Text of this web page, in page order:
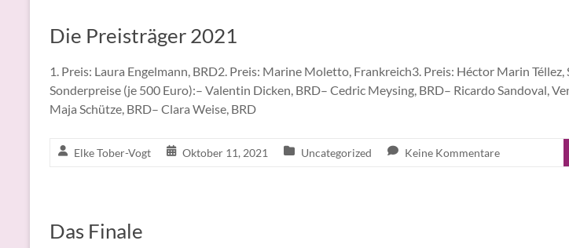
Die Preisträger 2021
1. Preis: Laura Engelmann, BRD2. Preis: Marine Moletto, Frankreich3. Preis: Héctor Marin Téllez,
Sonderpreise (je 500 Euro):– Valentin Dicken, BRD– Cedric Meysing, BRD– Ricardo Sandoval,
Maja Schütze, BRD– Clara Weise, BRD
Elke Tober-Vogt Oktober 11, 2021 Uncategorized Keine Kommentare
Das Finale